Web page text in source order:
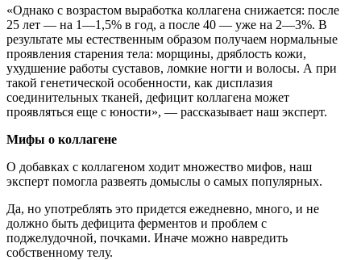
«Однако с возрастом выработка коллагена снижается: после
25 лет — на 1—1,5% в год, а после 40 — уже на 2—3%. В
результате мы естественным образом получаем нормальные
проявления старения тела: морщины, дряблость кожи,
ухудшение работы суставов, ломкие ногти и волосы. А при
такой генетической особенности, как дисплазия
соединительных тканей, дефицит коллагена может
проявляться еще с юности», — рассказывает наш эксперт.
Мифы о коллагене
О добавках с коллагеном ходит множество мифов, наш
эксперт помогла развеять домыслы о самых популярных.
Да, но употреблять это придется ежедневно, много, и не
должно быть дефицита ферментов и проблем с
поджелудочной, почками. Иначе можно навредить
собственному телу.